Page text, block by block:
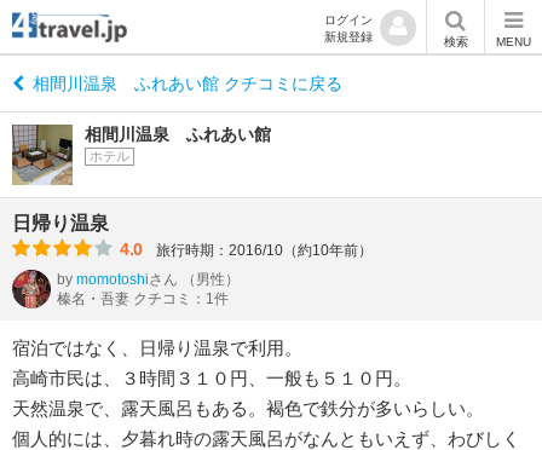
ログイン
新規登録
検索 MENU
相間川温泉 ふれあい館 クチコミに戻る
相間川温泉 ふれあい館
ホテル
日帰り温泉
4.0
旅行時期：2016/10（約10年前）
by momotoshiさん
（男性）
榛名・吾妻 クチコミ：1件
宿泊ではなく、日帰り温泉で利用。
高崎市民は、３時間３１０円、一般も５１０円。
天然温泉で、露天風呂もある。褐色で鉄分が多いらしい。
個人的には、夕暮れ時の露天風呂がなんともいえず、わびしく